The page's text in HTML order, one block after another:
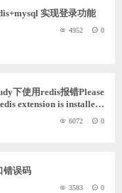
实现登录功能
4952 0
下使用redis报错Please
extension is installed
6072 0
错误码
3583 0